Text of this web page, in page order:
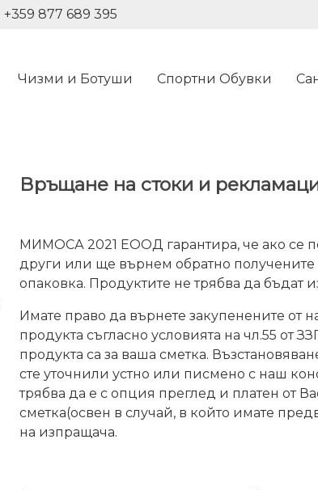
+359 877 689 395
Чизми и Ботуши Спортни Обувки
Връщане на стоки и
МИМОСА 2021 ЕООД гарантира, че ако се
други или ще върнем обратно получените
опаковка. Продуктите не трябва да бъдат
Имате право да върнете закупенените от
продукта съгласно условията на чл.55 от
продукта са за ваша сметка.
сте уточнили устно или писмено с наш
трябва да е с опция преглед и платен от
сметка(освен в случай, в който имате
на изпращача.